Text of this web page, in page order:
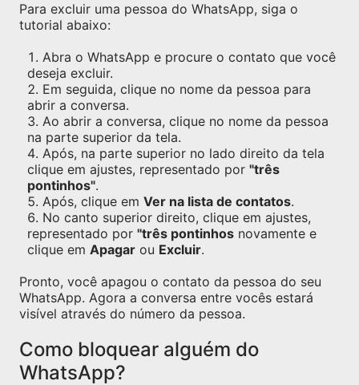
Para excluir uma pessoa do WhatsApp, siga o
tutorial abaixo:
Abra o WhatsApp e procure o contato que você
deseja excluir.
Em seguida, clique no nome da pessoa para
abrir a conversa.
Ao abrir a conversa, clique no nome da pessoa
na parte superior da tela.
Após, na parte superior no lado direito da tela
clique em ajustes, representado por "três
pontinhos".
Após, clique em Ver na lista de contatos.
No canto superior direito, clique em ajustes,
representado por "três pontinhos novamente e
clique em Apagar ou Excluir.
Pronto, você apagou o contato da pessoa do seu
WhatsApp. Agora a conversa entre vocês estará
visível através do número da pessoa.
Como bloquear alguém do
WhatsApp?